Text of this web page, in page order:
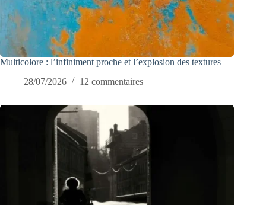
Multicolore : l’infiniment proche et l’explosion des textures
28/07/2026
12 commentaires